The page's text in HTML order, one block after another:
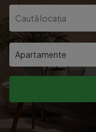
Apartamente